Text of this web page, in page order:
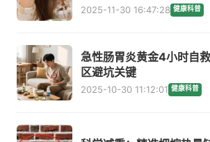
2025-11-30 16:47:28 健康科普
急性肠胃炎黄金4小时自
区避坑关键
2025-10-30 11:12:01 健康科普